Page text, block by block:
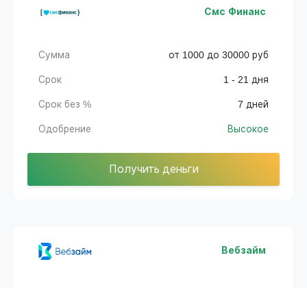
Смс Финанс
Сумма от 1000 до 30000 руб
Срок 1 - 21 дня
Срок без % 7 дней
Одобрение Высокое
Получить деньги
Вебзайм